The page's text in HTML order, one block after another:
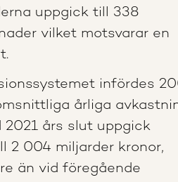
uppgick till 338
vilket motsvarar en
infördes
årliga
2021 års slut uppgick
2 004 miljarder kronor,
än vid föregående